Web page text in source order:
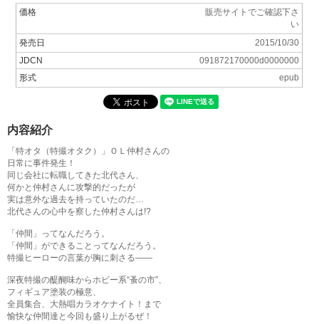
価格
販売サイトでご確認下さ
い
発売日
2015/10/30
JDCN
091872170000d0000000
形式
epub
内容紹介
「特オタ（特撮オタク）」ＯＬ仲村さんの
日常に事件発生！
同じ会社に転職してきた北代さん、
何かと仲村さんに攻撃的だったが
実は意外な過去を持っていたのだ…
北代さんの心中を察した仲村さんは!?
「仲間」ってなんだろう。
「仲間」ができることってなんだろう。
特撮ヒーローの言葉が胸に刺さる――
深夜特撮の醍醐味からホビー系“蚤の市”、
フィギュア塗装の極意、
全員集合、大熱唱カラオケナイト！まで
愉快な仲間達と今回も盛り上がるぜ！